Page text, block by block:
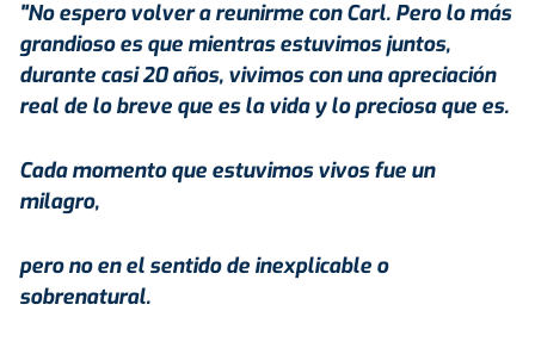
"No espero volver a reunirme con Carl. Pero lo más
grandioso es que mientras estuvimos juntos,
durante casi 20 años, vivimos con una apreciación
real de lo breve que es la vida y lo preciosa que es.
Cada momento que estuvimos vivos fue un
milagro,
pero no en el sentido de inexplicable o
sobrenatural.